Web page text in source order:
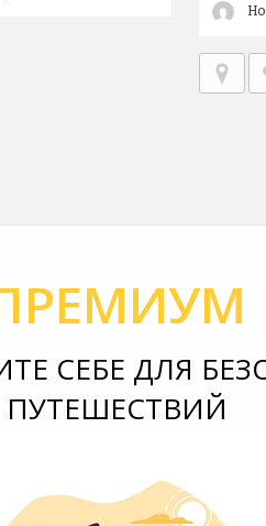
СЕБЕ ДЛЯ
ПУТЕШЕСТВИЙ